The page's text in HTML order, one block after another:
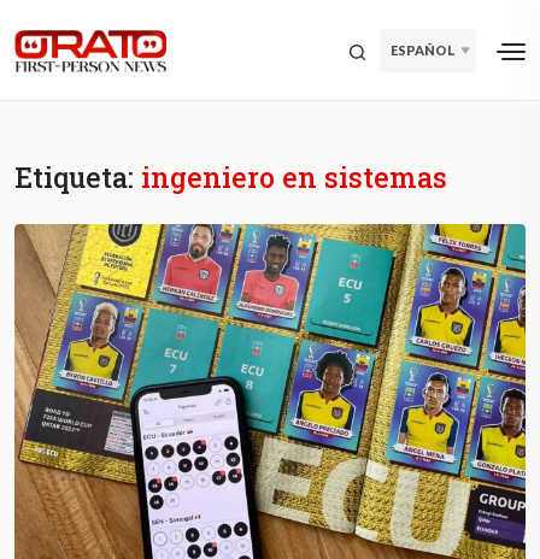
ESPAÑOL
Etiqueta: ingeniero en sistemas